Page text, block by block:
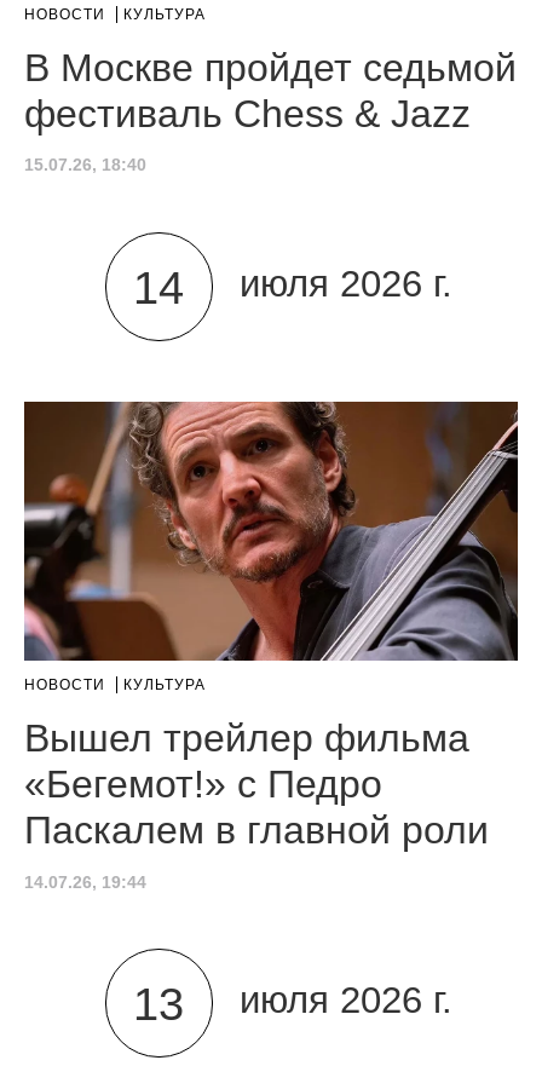
НОВОСТИ КУЛЬТУРА
В Москве пройдет седьмой
фестиваль Chess & Jazz
15.07.26, 18:40
14 июля 2026 г.
НОВОСТИ КУЛЬТУРА
Вышел трейлер фильма
«Бегемот!» с Педро
Паскалем в главной роли
14.07.26, 19:44
13 июля 2026 г.